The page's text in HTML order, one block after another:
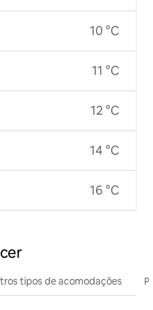
10 °C
11 °C
12 °C
14 °C
16 °C
tipos de acomodações